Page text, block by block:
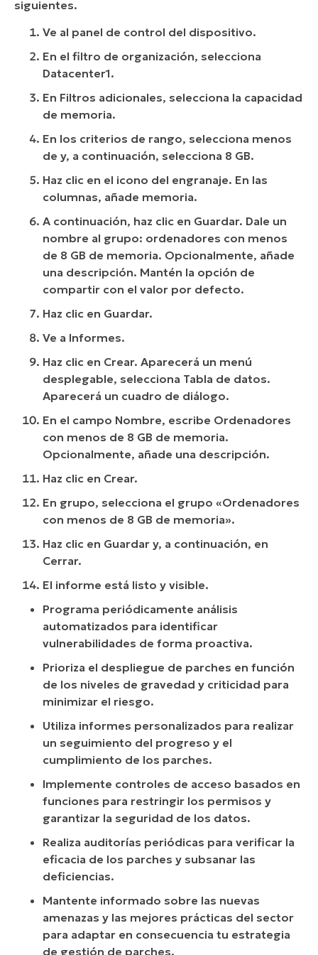
siguientes.
Ve al panel de control del dispositivo.
En el filtro de organización, selecciona
Datacenter1.
En Filtros adicionales, selecciona la capacidad
de memoria.
En los criterios de rango, selecciona menos
de y, a continuación, selecciona 8 GB.
Haz clic en el icono del engranaje. En las
columnas, añade memoria.
A continuación, haz clic en Guardar. Dale un
nombre al grupo: ordenadores con menos
de 8 GB de memoria. Opcionalmente, añade
una descripción. Mantén la opción de
compartir con el valor por defecto.
Haz clic en Guardar.
Ve a Informes.
Haz clic en Crear. Aparecerá un menú
desplegable, selecciona Tabla de datos.
Aparecerá un cuadro de diálogo.
En el campo Nombre, escribe Ordenadores
con menos de 8 GB de memoria.
Opcionalmente, añade una descripción.
Haz clic en Crear.
En grupo, selecciona el grupo «Ordenadores
con menos de 8 GB de memoria».
Haz clic en Guardar y, a continuación, en
Cerrar.
El informe está listo y visible.
Programa periódicamente análisis
automatizados para identificar
vulnerabilidades de forma proactiva.
Prioriza el despliegue de parches en función
de los niveles de gravedad y criticidad para
minimizar el riesgo.
Utiliza informes personalizados para realizar
un seguimiento del progreso y el
cumplimiento de los parches.
Implemente controles de acceso basados en
funciones para restringir los permisos y
garantizar la seguridad de los datos.
Realiza auditorías periódicas para verificar la
eficacia de los parches y subsanar las
deficiencias.
Mantente informado sobre las nuevas
amenazas y las mejores prácticas del sector
para adaptar en consecuencia tu estrategia
de gestión de parches.